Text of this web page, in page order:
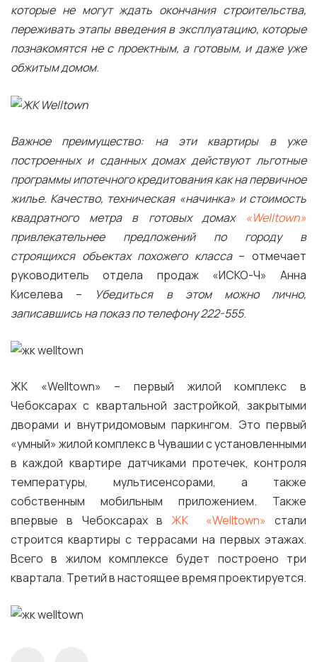
которые не могут ждать окончания строительства,
переживать этапы введения в эксплуатацию, которые
познакомятся не с проектным, а готовым, и даже уже
обжитым домом.
Важное преимущество: на эти квартиры в уже
построенных и сданных домах действуют льготные
программы ипотечного кредитования как на первичное
жилье. Качество, техническая «начинка» и стоимость
квадратного метра в готовых домах «Welltown»
привлекательнее предложений по городу в
строящихся объектах похожего класса– отмечает
руководитель отдела продаж «ИСКО-Ч» Анна
Киселева –
Убедиться в этом можно лично,
записавшись на показ по телефону 222-555.
ЖК «Welltown» – первый жилой комплекс в
Чебоксарах с квартальной застройкой, закрытыми
дворами и внутридомовым паркингом. Это первый
«умный» жилой комплекс в Чувашии с установленными
в каждой квартире датчиками протечек, контроля
температуры, мультисенсорами, а также
собственным мобильным приложением. Также
впервые в Чебоксарах вЖК «Welltown» стали
строится квартиры с террасами на первых этажах.
Всего в жилом комплексе будет построено три
квартала. Третий в настоящее время проектируется.